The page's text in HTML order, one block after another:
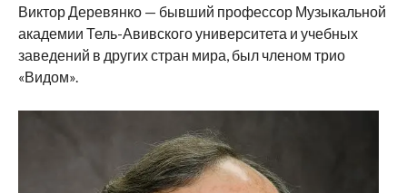
Виктор Деревянко — бывший профессор Музыкальной
академии Тель-Авивского университета и учебных
заведений в других стран мира, был членом трио
«Видом».